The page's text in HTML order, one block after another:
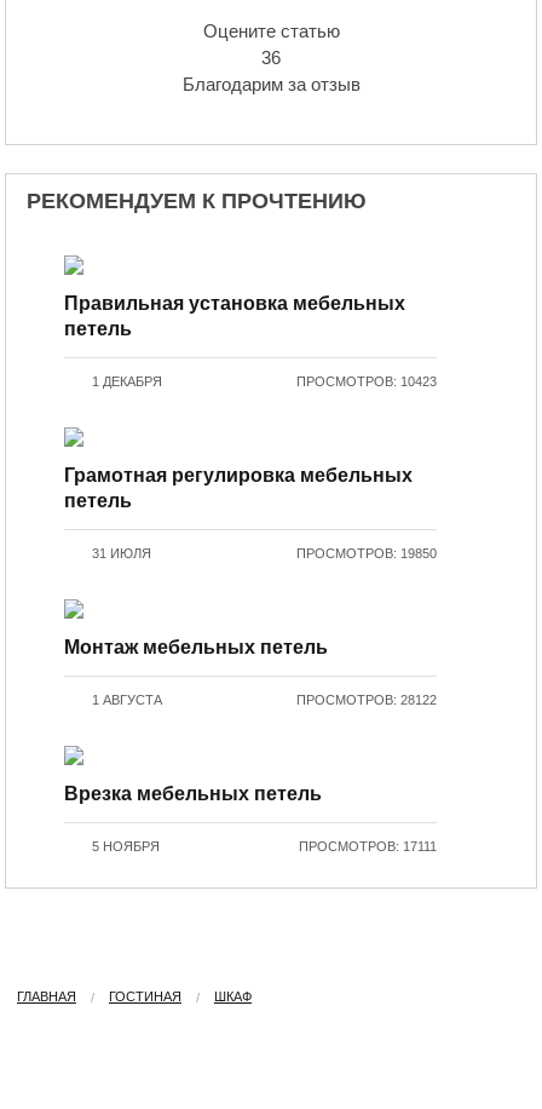
Оцените статью
36
Благодарим за отзыв
РЕКОМЕНДУЕМ К ПРОЧТЕНИЮ
Правильная установка мебельных
петель
1 ДЕКАБРЯ ПРОСМОТРОВ: 10423
Грамотная регулировка мебельных
петель
31 ИЮЛЯ ПРОСМОТРОВ: 19850
Монтаж мебельных петель
1 АВГУСТА ПРОСМОТРОВ: 28122
Врезка мебельных петель
5 НОЯБРЯ ПРОСМОТРОВ: 17111
ГЛАВНАЯ ГОСТИНАЯ ШКАФ